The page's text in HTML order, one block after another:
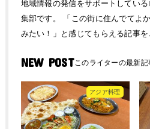
地域情報の発信をサポートしてい
集部です。 「この街に住んでてよ
みたい！」と感じてもらえる記事を
NEW POST
アジア料理